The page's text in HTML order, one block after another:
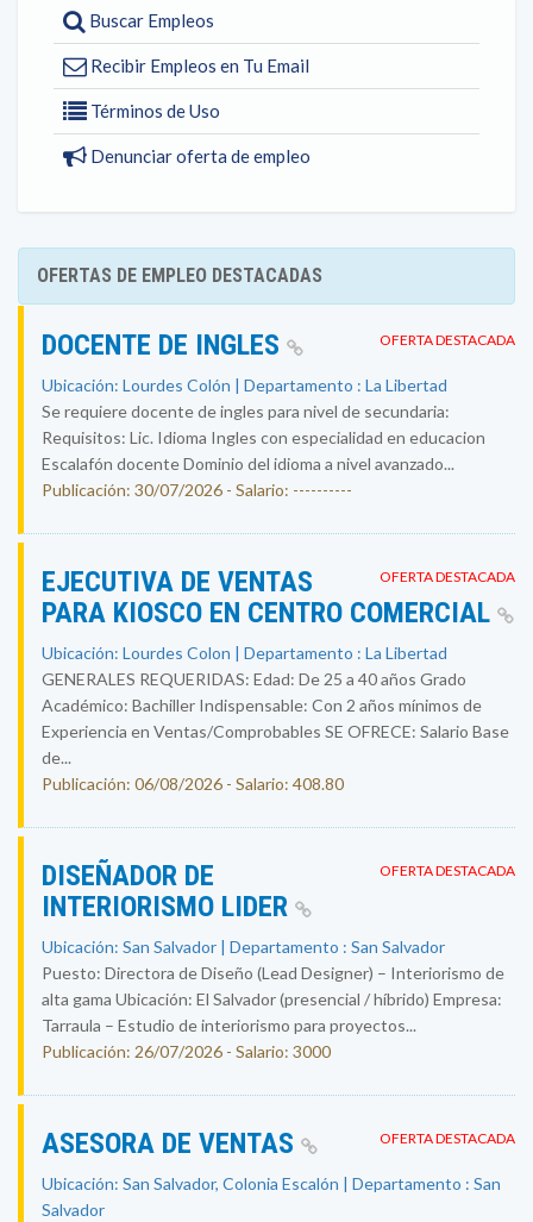
Buscar Empleos
Recibir Empleos en Tu Email
Términos de Uso
Denunciar oferta de empleo
OFERTAS DE EMPLEO DESTACADAS
OFERTA DESTACADA
DOCENTE DE INGLES
Ubicación: Lourdes Colón | Departamento : La Libertad
Se requiere docente de ingles para nivel de secundaria:
Requisitos: Lic. Idioma Ingles con especialidad en educacion
Escalafón docente Dominio del idioma a nivel avanzado...
Publicación: 30/07/2026 - Salario: ----------
OFERTA DESTACADA
EJECUTIVA DE VENTAS
PARA KIOSCO EN CENTRO COMERCIAL
Ubicación: Lourdes Colon | Departamento : La Libertad
GENERALES REQUERIDAS: Edad: De 25 a 40 años Grado
Académico: Bachiller Indispensable: Con 2 años mínimos de
Experiencia en Ventas/Comprobables SE OFRECE: Salario Base
de...
Publicación: 06/08/2026 - Salario: 408.80
OFERTA DESTACADA
DISEÑADOR DE
INTERIORISMO LIDER
Ubicación: San Salvador | Departamento : San Salvador
Puesto: Directora de Diseño (Lead Designer) – Interiorismo de
alta gama Ubicación: El Salvador (presencial / híbrido) Empresa:
Tarraula – Estudio de interiorismo para proyectos...
Publicación: 26/07/2026 - Salario: 3000
OFERTA DESTACADA
ASESORA DE VENTAS
Ubicación: San Salvador, Colonia Escalón | Departamento : San
Salvador